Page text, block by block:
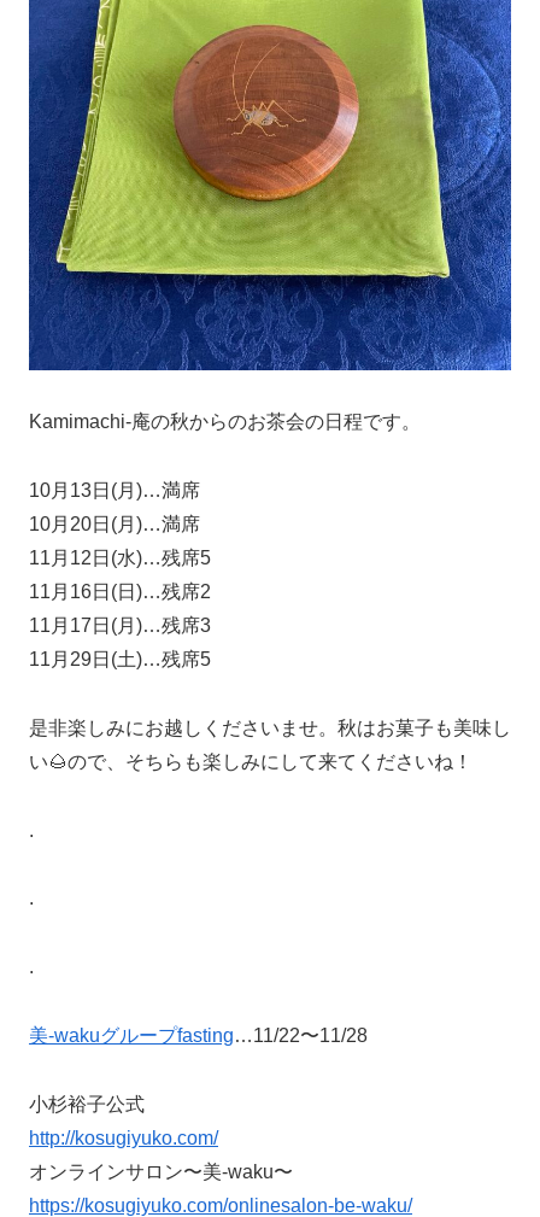
Kamimachi-庵の秋からのお茶会の日程です。
10月13日(月)…満席
10月20日(月)…満席
11月12日(水)…残席5
11月16日(日)…残席2
11月17日(月)…残席3
11月29日(土)…残席5
是非楽しみにお越しくださいませ。秋はお菓子も美味し
い🌰ので、そちらも楽しみにして来てくださいね！
.
.
.
美-wakuグループfasting…11/22〜11/28
小杉裕子公式
http://kosugiyuko.com/
オンラインサロン〜美-waku〜
https://kosugiyuko.com/onlinesalon-be-waku/